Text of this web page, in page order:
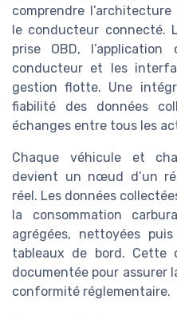
comprendre
le conducteur connecté.
prise OBD,
conducteur et les
gestion flotte. Une
fiabilité des données
échanges entre tous les
Chaque véhicule et
devient un nœud d’un
réel. Les données
la consommation
agrégées, nettoyées
tableaux de bord. Cette
documentée pour assurer
conformité réglementaire.